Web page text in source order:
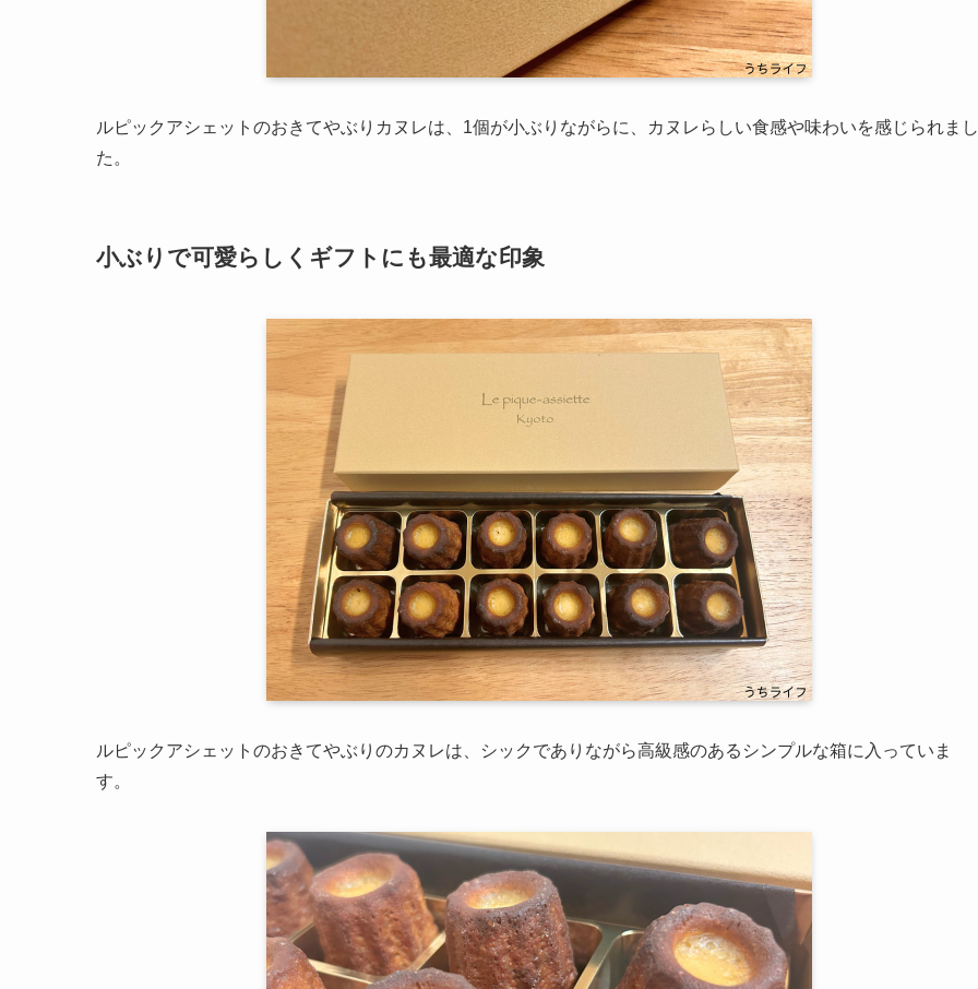
ルピックアシェットのおきてやぶりカヌレは、1個が小ぶりながらに、カヌレらしい食感や味わいを感じられまし
た。
小ぶりで可愛らしくギフトにも最適な印象
ルピックアシェットのおきてやぶりのカヌレは、シックでありながら高級感のあるシンプルな箱に入っていま
す。